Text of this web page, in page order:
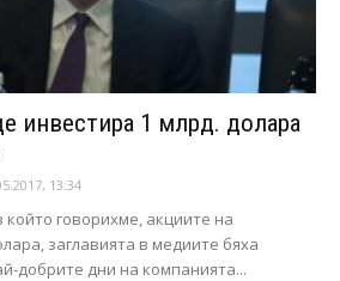
инвестира 1 млрд. долара
13:34
говорихме, акциите на
заглавията в медиите бяха
добрите дни на компанията...